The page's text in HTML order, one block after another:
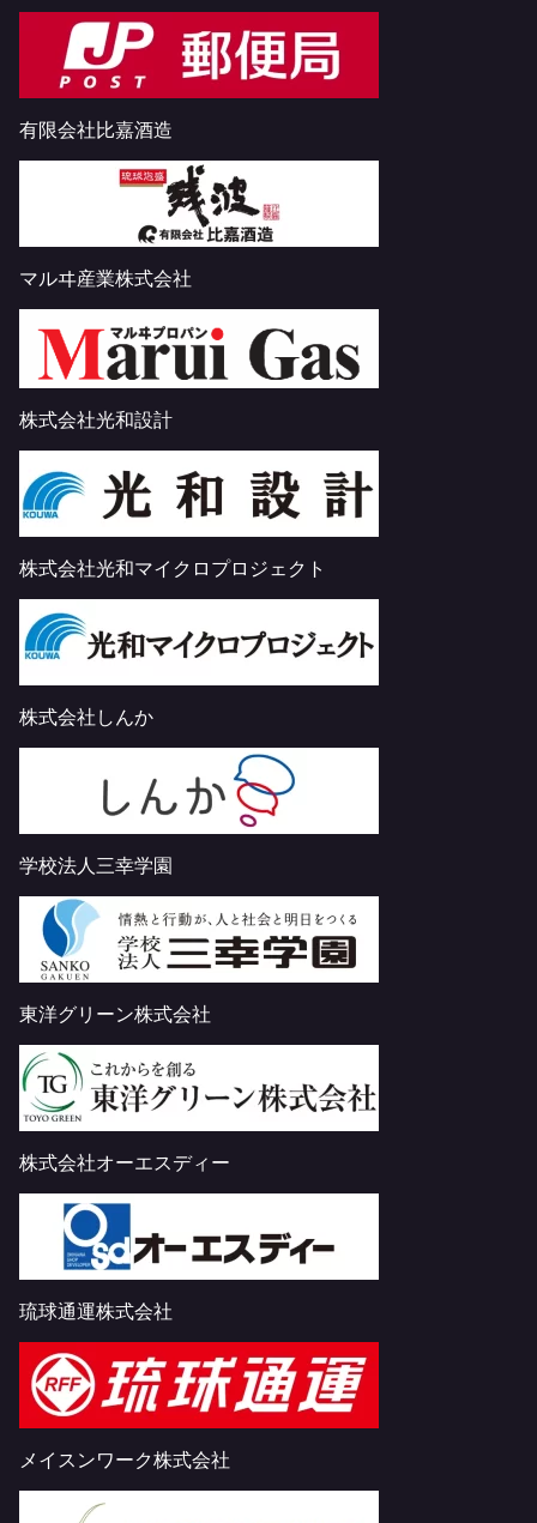
有限会社比嘉酒造
マルヰ産業株式会社
株式会社光和設計
株式会社光和マイクロプロジェクト
株式会社しんか
学校法人三幸学園
東洋グリーン株式会社
株式会社オーエスディー
琉球通運株式会社
メイスンワーク株式会社